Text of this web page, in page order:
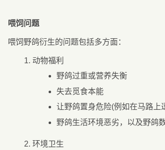
喂饲问题
喂饲野鸽衍生的问题包括多方面：
动物福利
野鸽过重或营养失衡
失去觅食本能
让野鸽置身危险(例如在马路上
野鸽生活环境恶劣，以及野鸽
环境卫生